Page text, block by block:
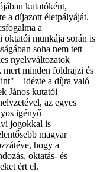
kutatóként,
a díjazott életpályáját.
a
oktatói munkája során is
soha nem tett
nyelvváltozatok
mert minden földrajzi és
– idézte a díjra való
János kutatói
az egyes
igényű
jogokkal is
magyar
hogy a
oktatás- és
ért el.